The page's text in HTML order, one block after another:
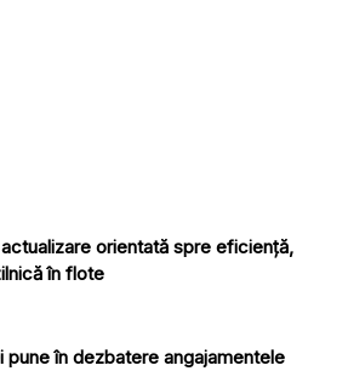
orientată spre eficiență,
în flote
pune în dezbatere angajamentele